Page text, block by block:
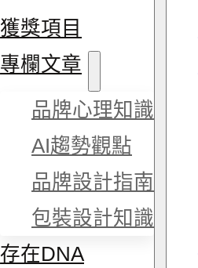
獲獎項目
專欄文章
品牌心理知識
AI趨勢觀點
品牌設計指南
包裝設計知識
存在DNA